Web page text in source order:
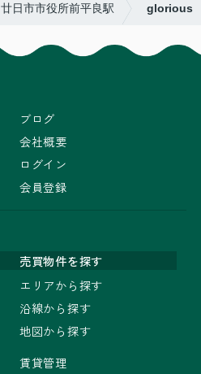
廿日市市役所前平良駅 glorious
ブログ
会社概要
ログイン
会員登録
売買物件を探す
エリアから探す
沿線から探す
地図から探す
賃貸管理